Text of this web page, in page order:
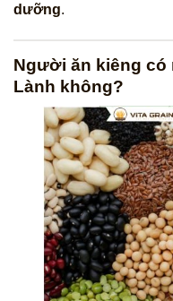
dưỡng.
Người ăn kiêng có
Lành không?